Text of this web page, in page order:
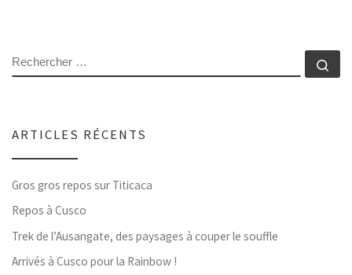
RECHERCHER
ARTICLES RÉCENTS
Gros gros repos sur Titicaca
Repos à Cusco
Trek de l’Ausangate, des paysages à couper le souffle
Arrivés à Cusco pour la Rainbow !